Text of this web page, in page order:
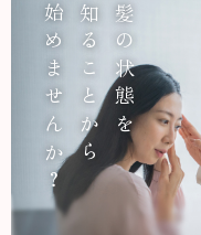
髪の状態を
知ることから
始めませんか？